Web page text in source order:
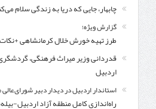
چابهار، جایی که دریا به زندگی سلام
گزارش ویژه؛
طرز تهیه خورش خلال کرمانشاهی
قدردانی وزیر میراث فرهنگی،
اردبیل
استاندار اردبیل در دیدار دبیر
راه‌اندازی کامل منطقه آزاد اردبیل-